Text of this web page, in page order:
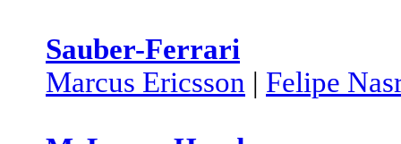
Sauber-Ferrari
Marcus Ericsson | Felipe